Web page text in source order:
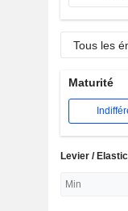
Tous les
Maturité
Levier /